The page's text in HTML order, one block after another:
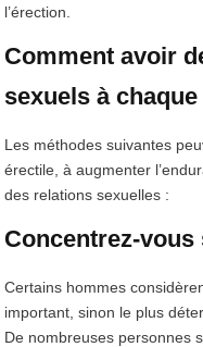
l’érection.
Comment avoir
sexuels à
Les méthodes suivantes
érectile, à augmenter
des relations sexuelles :
Concentrez-
Certains hommes
important, sinon le plus
De nombreuses personnes